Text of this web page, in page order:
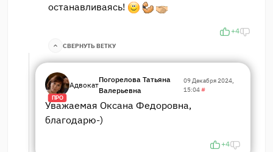
останавливаясь!
+4
СВЕРНУТЬ ВЕТКУ
ПРО
Адвокат
Погорелова Татьяна
Валерьевна
09 Декабря 2024,
15:04#
Уважаемая Оксана Федоровна,
благодарю-)
+4